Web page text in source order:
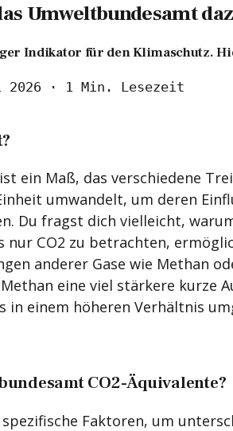
Umweltbundesamt
Indikator für den Klimaschutz.
· 1 Min. Lesezeit
ein Maß, das verschiedene
umwandelt, um deren
Du fragst dich vielleicht,
nur CO2 zu betrachten,
anderer Gase wie Methan
eine viel stärkere kurze
in einem höheren Verhältnis
CO2-Äquivalente?
Faktoren, um